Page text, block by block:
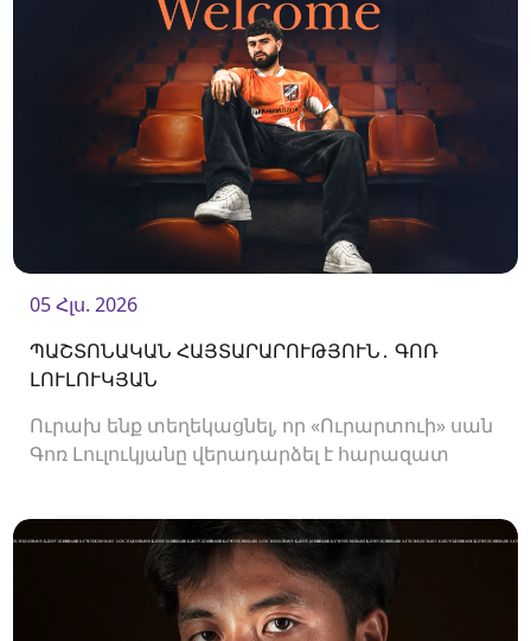
05 Հլս. 2026
ՊԱՇՏՈՆԱԿԱՆ ՀԱՅՏԱՐԱՐՈՒԹՅՈՒՆ․ ԳՈՌ
ԼՈՒԼՈՒԿՅԱՆ
Ուրախ ենք տեղեկացնել, որ «Ուրարտուի» սան
Գոռ Լուլուկյանը վերադարձել է հարազատ